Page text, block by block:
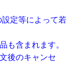
定等によって若
も含まれます。
後のキャンセ